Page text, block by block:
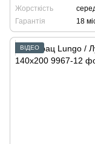
Жорсткість
Гарантія
18
ВІДЕО